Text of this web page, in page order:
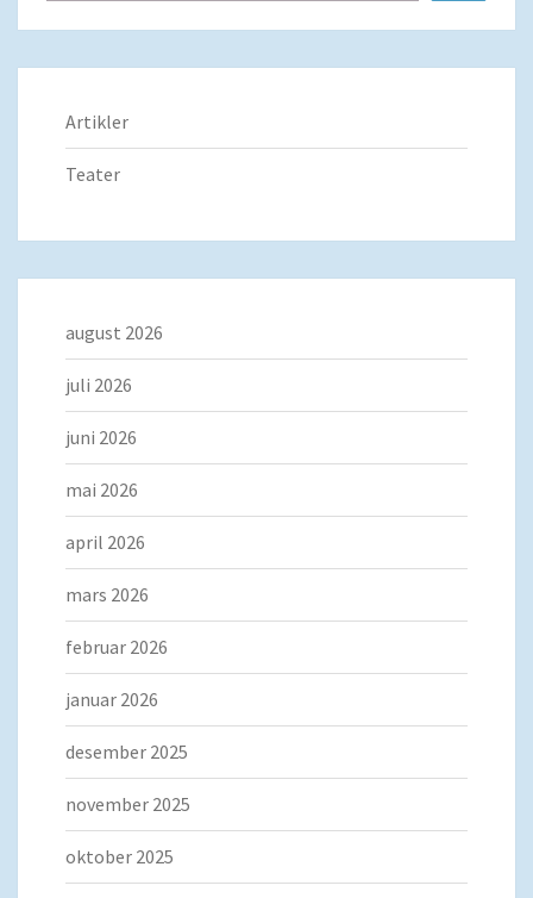
Artikler
Teater
august 2026
juli 2026
juni 2026
mai 2026
april 2026
mars 2026
februar 2026
januar 2026
desember 2025
november 2025
oktober 2025